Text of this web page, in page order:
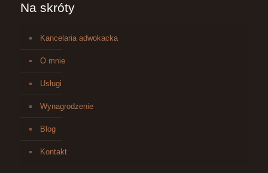
Na skróty
Kancelaria adwokacka
O mnie
Usługi
Wynagrodzenie
Blog
Kontakt